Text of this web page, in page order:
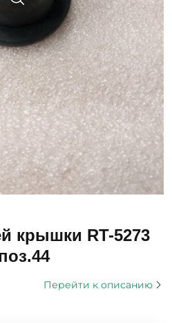
крышки RT-5273
Перейти к описанию